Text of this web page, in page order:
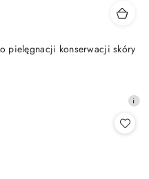
pielęgnacji konserwacji skóry